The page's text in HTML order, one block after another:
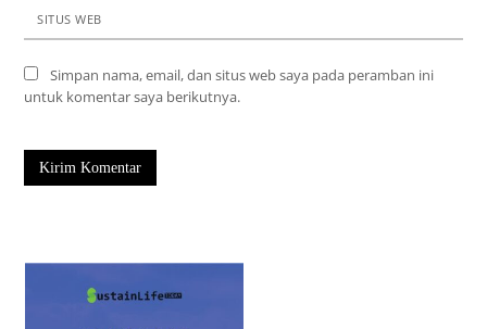
SITUS WEB
Simpan nama, email, dan situs web saya pada peramban ini
untuk komentar saya berikutnya.